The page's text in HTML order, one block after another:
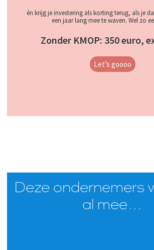
én krijg je investering als korting terug, als je
een jaar lang mee te waven. Wel zo
Zonder KMOP: 350 euro,
Let’s goooo
Deze ondernemers
al mee…